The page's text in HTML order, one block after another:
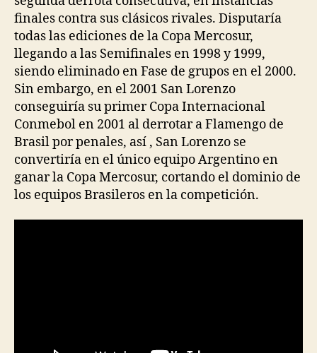
finales contra sus clásicos rivales. Disputaría
todas las ediciones de la Copa Mercosur,
llegando a las Semifinales en 1998 y 1999,
siendo eliminado en Fase de grupos en el 2000.
Sin embargo, en el 2001 San Lorenzo
conseguiría su primer Copa Internacional
Conmebol en 2001 al derrotar a Flamengo de
Brasil por penales, así , San Lorenzo se
convertiría en el único equipo Argentino en
ganar la Copa Mercosur, cortando el dominio de
los equipos Brasileros en la competición.